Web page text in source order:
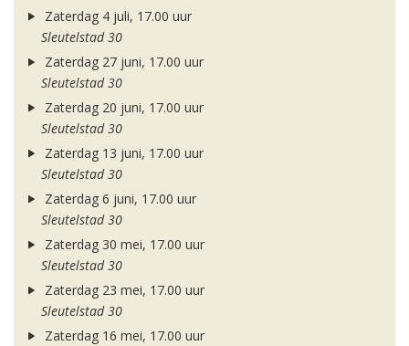
Zaterdag 4 juli, 17.00 uur
Sleutelstad 30
Zaterdag 27 juni, 17.00 uur
Sleutelstad 30
Zaterdag 20 juni, 17.00 uur
Sleutelstad 30
Zaterdag 13 juni, 17.00 uur
Sleutelstad 30
Zaterdag 6 juni, 17.00 uur
Sleutelstad 30
Zaterdag 30 mei, 17.00 uur
Sleutelstad 30
Zaterdag 23 mei, 17.00 uur
Sleutelstad 30
Zaterdag 16 mei, 17.00 uur